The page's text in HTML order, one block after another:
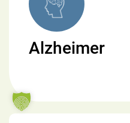
Alzheimer